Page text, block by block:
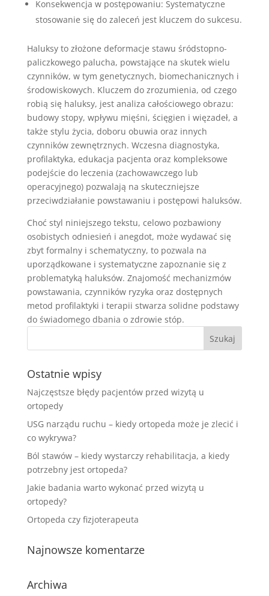
Konsekwencja w postępowaniu: Systematyczne
stosowanie się do zaleceń jest kluczem do sukcesu.
Haluksy to złożone deformacje stawu śródstopno-
paliczkowego palucha, powstające na skutek wielu
czynników, w tym genetycznych, biomechanicznych i
środowiskowych. Kluczem do zrozumienia, od czego
robią się haluksy, jest analiza całościowego obrazu:
budowy stopy, wpływu mięśni, ścięgien i więzadeł, a
także stylu życia, doboru obuwia oraz innych
czynników zewnętrznych. Wczesna diagnostyka,
profilaktyka, edukacja pacjenta oraz kompleksowe
podejście do leczenia (zachowawczego lub
operacyjnego) pozwalają na skuteczniejsze
przeciwdziałanie powstawaniu i postępowi haluksów.
Choć styl niniejszego tekstu, celowo pozbawiony
osobistych odniesień i anegdot, może wydawać się
zbyt formalny i schematyczny, to pozwala na
uporządkowane i systematyczne zapoznanie się z
problematyką haluksów. Znajomość mechanizmów
powstawania, czynników ryzyka oraz dostępnych
metod profilaktyki i terapii stwarza solidne podstawy
do świadomego dbania o zdrowie stóp.
Ostatnie wpisy
Najczęstsze błędy pacjentów przed wizytą u
ortopedy
USG narządu ruchu – kiedy ortopeda może je zlecić i
co wykrywa?
Ból stawów – kiedy wystarczy rehabilitacja, a kiedy
potrzebny jest ortopeda?
Jakie badania warto wykonać przed wizytą u
ortopedy?
Ortopeda czy fizjoterapeuta
Najnowsze komentarze
Archiwa